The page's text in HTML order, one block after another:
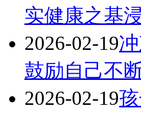
实健康之基
2026-02-19
鼓励自己不
2026-02-19